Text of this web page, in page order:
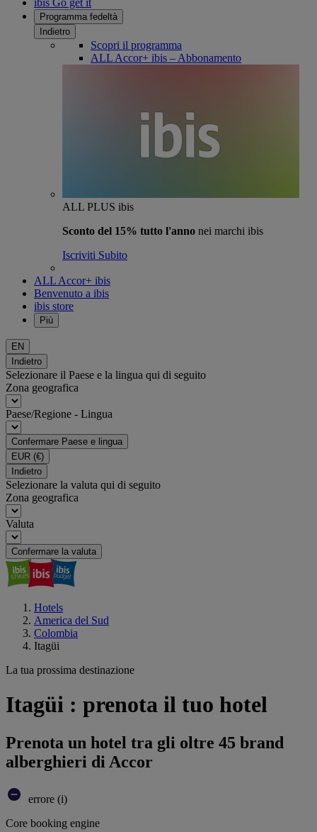
ibis Go get it
Programma fedeltà
Indietro
Scopri il programma
ALL Accor+ ibis – Abbonamento
ALL PLUS ibis
Sconto del 15% tutto l'anno nei marchi ibis
Iscriviti Subito
ALL Accor+ ibis
Benvenuto a ibis
ibis store
Più
EN
Indietro
Selezionare il Paese e la lingua qui di seguito
Zona geografica
Paese/Regione - Lingua
Confermare Paese e lingua
EUR (€)
Indietro
Selezionare la valuta qui di seguito
Zona geografica
Valuta
Confermare la valuta
Hotels
America del Sud
Colombia
Itagüi
La tua prossima destinazione
Itagüi : prenota il tuo hotel
Prenota un hotel tra gli oltre 45 brand
alberghieri di Accor
errore (i)
Core booking engine